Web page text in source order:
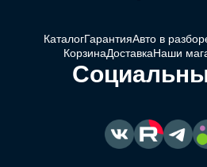
КаталогГарантияАвто в
КорзинаДоставкаНаши